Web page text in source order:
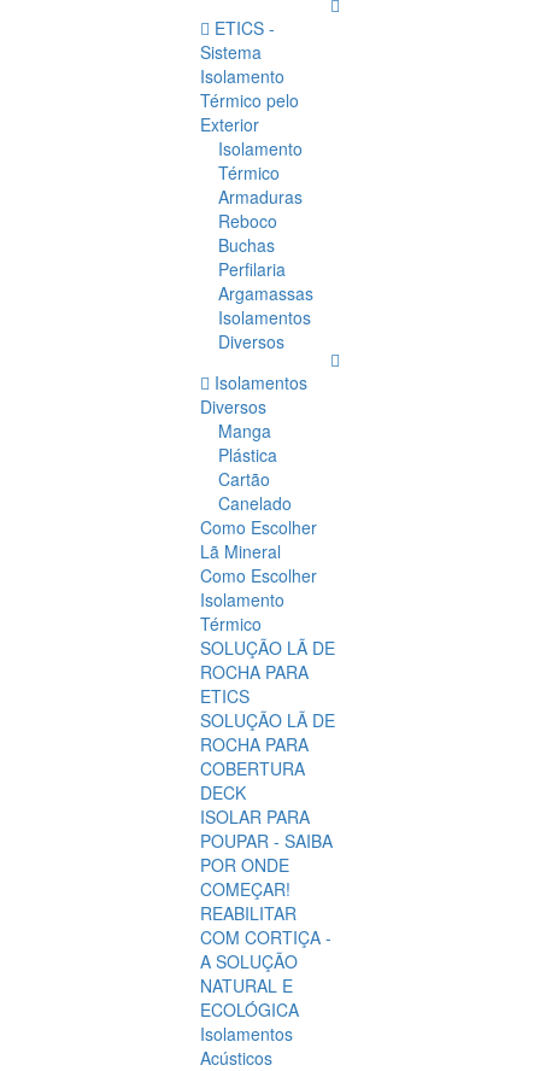
ETICS -
Sistema
Isolamento
Térmico pelo
Exterior
Isolamento
Térmico
Armaduras
Reboco
Buchas
Perfilaria
Argamassas
Isolamentos
Diversos
Isolamentos
Diversos
Manga
Plástica
Cartão
Canelado
Como Escolher
Lã Mineral
Como Escolher
Isolamento
Térmico
SOLUÇÃO LÃ DE
ROCHA PARA
ETICS
SOLUÇÃO LÃ DE
ROCHA PARA
COBERTURA
DECK
ISOLAR PARA
POUPAR - SAIBA
POR ONDE
COMEÇAR!
REABILITAR
COM CORTIÇA -
A SOLUÇÃO
NATURAL E
ECOLÓGICA
Isolamentos
Acústicos